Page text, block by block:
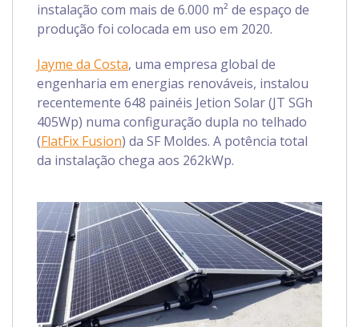
instalação com mais de 6.000 m² de espaço de
produção foi colocada em uso em 2020.
Jayme da Costa, uma empresa global de
engenharia em energias renováveis, instalou
recentemente 648 painéis Jetion Solar (JT SGh
405Wp) numa configuração dupla no telhado
(FlatFix Fusion) da SF Moldes. A potência total
da instalação chega aos 262kWp.